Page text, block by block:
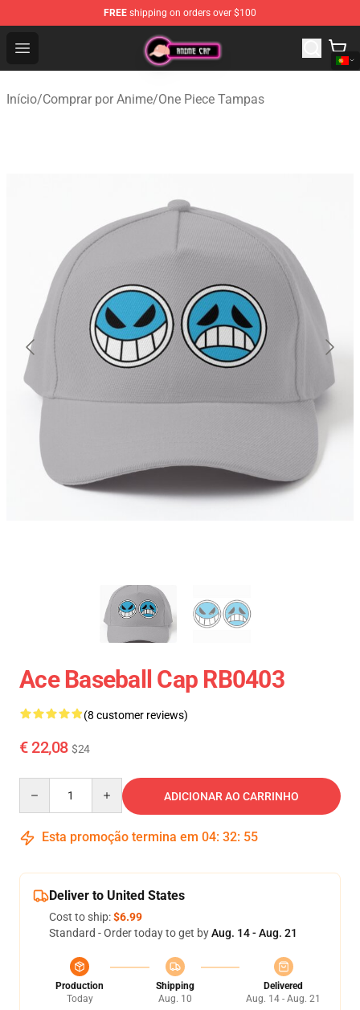
FREE shipping on orders over $100
Open menu
Anime Cap Shop - The Best Store of Anime Cap
Início/Comprar por Anime/One Piece Tampas
Ace Baseball Cap RB0403
(8 customer reviews)
€ 22,08 $24
ADICIONAR AO CARRINHO
Esta promoção termina em 04: 32: 54
Deliver to United States
Cost to ship:$6.99
Standard - Order today to get byAug. 14 - Aug. 21
Production
Today
Shipping
Aug. 10
Delivered
Aug. 14 - Aug. 21